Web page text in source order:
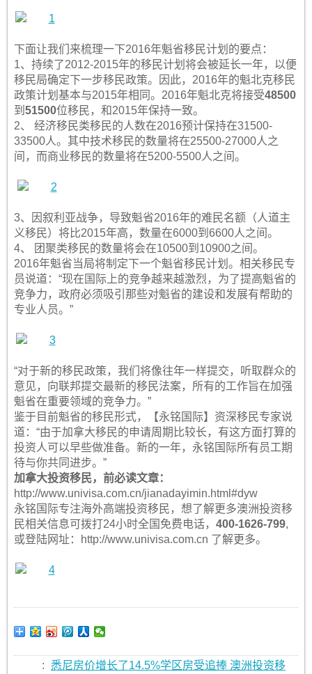
下面让我们来梳理一下2016年魁省移民计划的要点：
1、持续了2012-2015年的移民计划将会被延长一年，以便
移民局确定下一步移民政策。因此，2016年的魁北克移民
政策计划基本与2015年相同。2016年魁北克将接受48500
到 51500位移民，和2015年保持一致。
2、 经济移民类移民的人数在2016预计保持在31500-
33500人。其中技术移民的数量将在25500-27000人之
间，而商业移民的数量将在5200-5500人之间。
3、因叙利亚战争，导致魁省2016年的难民名额（人道主
义移民）将比2015年高，数量在6000到6600人之间。
4、 团聚类移民的数量将会在10500到10900之间。
2016年魁省当局将制定下一个魁省移民计划。相关移民专
员说道：“现在国际上的竞争越来越激烈，为了提高魁省的
竞争力，政府必须吸引那些对魁省的建设和发展有帮助的
专业人员。”
“对于新的移民政策，我们将像往年一样提交，听取群众的
意见，向联邦提交最新的移民法案，所有的工作旨在加强
魁省在重要领域的竞争力。”
鉴于目前魁省的移民形式，【永铭国际】资深移民专家说
道：“由于加拿大移民的申请周期比较长，有这方面打算的
投资人可以早些做准备。新的一年，永铭国际所有员工期
待与你共同进步。”
加拿大投资移民，前必读文章：
http://www.univisa.com.cn/jianadayimin.html#dyw
永铭国际专注海外高端投资移民，想了解更多澳洲投资移
民相关信息可拨打24小时全国免费电话， 400-1626-799,
或登陆网址：http://www.univisa.com.cn 了解更多。
: 悉尼房价增长了14.5%学区房受追捧 澳洲投资移